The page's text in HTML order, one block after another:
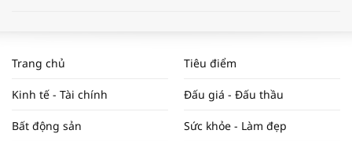
NAM NĂM 2024 VÀ NĂM 2025 | NHỊP
ĐẬP THỊ TRƯỜNG #62
Trang chủ Tiêu điểm
Kinh tế - Tài chính Đấu giá - Đấu thầu
Bất động sản Sức khỏe - Làm đẹp